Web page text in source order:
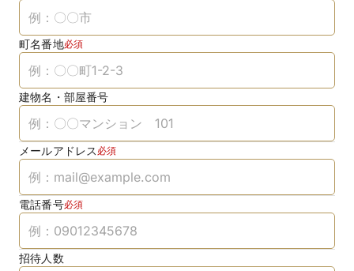
町名番地必須
建物名・部屋番号
メールアドレス 必須
電話番号必須
招待人数